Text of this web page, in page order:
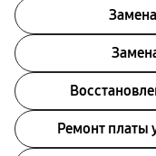
Ремонт платы